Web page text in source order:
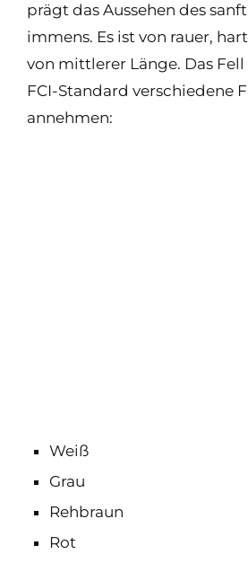
prägt das Aussehen des
immens. Es ist von rauer,
von mittlerer Länge. Das
FCI-Standard verschiedene
annehmen:
Weiß
Grau
Rehbraun
Rot